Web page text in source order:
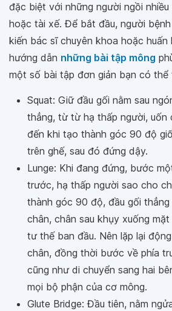
đặc biệt với những người ngồi
hoặc tài xế. Để bắt đầu, người
kiến bác sĩ chuyên khoa hoặc huấn
hướng dẫn những bài tập mông
một số bài tập đơn giản bạn có thể
Squat: Giữ đầu gối nằm sau
thẳng, từ từ hạ thấp người, uốn
đến khi tạo thành góc 90 độ
trên ghế, sau đó đứng dậy.
Lunge: Khi đang đứng, bước
trước, hạ thấp người sao cho
thành góc 90 độ, đầu gối
chân, chân sau khụy xuống
tư thế ban đầu. Nên lặp lại
chân, đồng thời bước về phía
cũng như di chuyển sang hai
mọi bộ phận của cơ mông.
Glute Bridge: Đầu tiên, nằm